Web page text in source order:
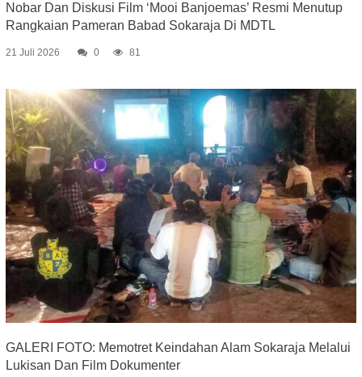
Nobar Dan Diskusi Film ‘Mooi Banjoemas’ Resmi Menutup
Rangkaian Pameran Babad Sokaraja Di MDTL
21 Juli 2026 0 81
GALERI FOTO: Memotret Keindahan Alam Sokaraja Melalui
Lukisan Dan Film Dokumenter